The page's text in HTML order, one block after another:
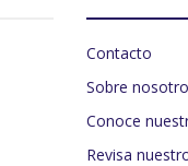
Contacto
Sobre
Conoce
Revisa